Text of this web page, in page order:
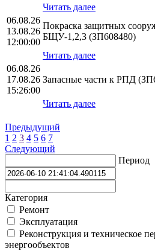
Читать далее
06.08.26
13.08.26
12:00:00
Покраска защитных
БЩУ-1,2,3 (ЗП608480)
Читать далее
06.08.26
17.08.26
15:26:00
Запасные части к РПД
Читать далее
Предыдущий
1 2 3 4 5 6 7
Следующий
Период
Категория
Ремонт
Эксплуатация
Реконструкция и техническое
энергообъектов